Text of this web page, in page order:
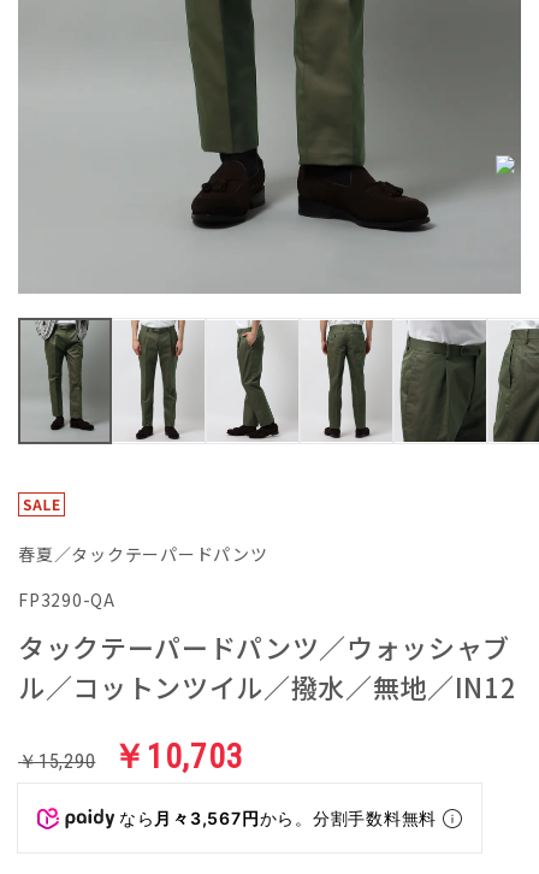
春夏／タックテーパードパンツ
FP3290-QA
タックテーパードパンツ／ウォッシャブ
ル／コットンツイル／撥水／無地／IN12
￥15,290 ￥10,703
なら 月々3,567円から。分割手数料無料